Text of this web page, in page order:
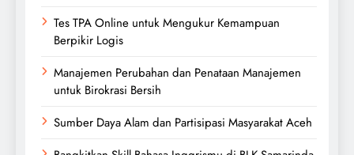
Tes TPA Online untuk Mengukur Kemampuan
Berpikir Logis
Manajemen Perubahan dan Penataan Manajemen
untuk Birokrasi Bersih
Sumber Daya Alam dan Partisipasi Masyarakat Aceh